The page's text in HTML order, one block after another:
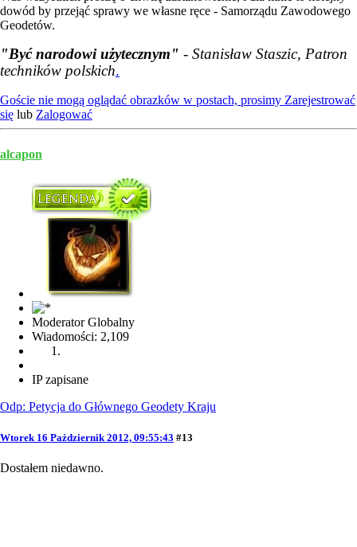
dowód by przejąć sprawy we własne ręce - Samorządu Zawodowego
Geodetów.
"Być narodowi użytecznym" - Stanisław Staszic, Patron
techników polskich.
Goście nie mogą oglądać obrazków w postach, prosimy Zarejestrować
się lub Zalogować
alcapon
Moderator Globalny
Wiadomości: 2,109
IP zapisane
Odp: Petycja do Głównego Geodety Kraju
Wtorek 16 Październik 2012, 09:55:43 #13
Dostałem niedawno.